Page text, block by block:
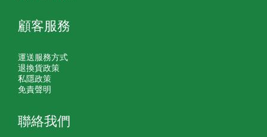
顧客服務
運送服務方式
退換貨政策
私隱政策
免責聲明
聯絡我們